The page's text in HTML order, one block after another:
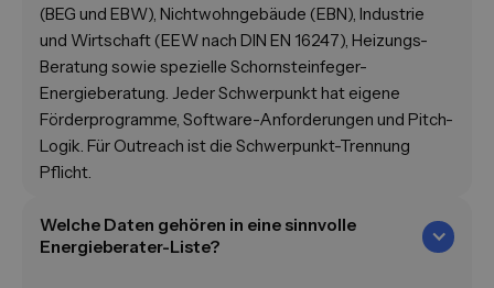
(BEG und EBW), Nichtwohngebäude (EBN), Industrie
und Wirtschaft (EEW nach DIN EN 16247), Heizungs-
Beratung sowie spezielle Schornsteinfeger-
Energieberatung. Jeder Schwerpunkt hat eigene
Förderprogramme, Software-Anforderungen und Pitch-
Logik. Für Outreach ist die Schwerpunkt-Trennung
Pflicht.
Welche Daten gehören in eine sinnvolle
Energieberater-Liste?